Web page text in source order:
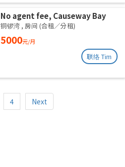
No agent fee, Causeway Bay
share flat
铜锣湾 , 房间 (合租／分租)
5000元/月
联络 Tim
4 Next